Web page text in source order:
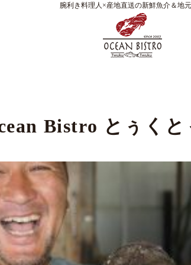
腕利き料理人×産地直送の新鮮魚介＆地
Bistro とぅくと